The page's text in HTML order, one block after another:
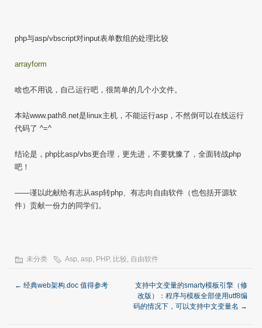
php与asp/vbscript对input表单数组的处理比较
arrayform
啥也不用说，自己运行吧，很简单的几个小文件。
本站www.path8.net是linux主机，不能运行asp，不然倒可以在线运行
代码了 ^=^
结论是，php比asp/vbs更合理，更先进，不要犹豫了，全面转战php
吧！
——谨以此献给有志从asp转php、有志向自由软件（也包括开源软
件）贡献一份力的同学们。
未分类 Asp, asp, PHP, 比较, 自由软件
← 经典web架构.doc 值得参考
支持中文变量的smarty模板引擎（修
改版）：程序与模板全部使用utf8编
码的情况下，可以支持中文变量名 →